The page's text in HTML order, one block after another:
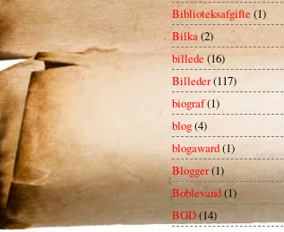
Biblioteksafgifte (1)
Bilka(2)
billede (16)
Billeder(117)
biograf(1)
blog(4)
blogaward(1)
Blogger(1)
Boblevand(1)
BOD(14)